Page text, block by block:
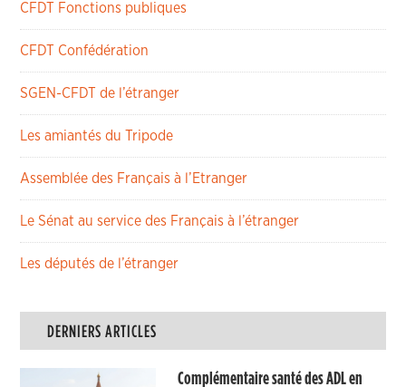
CFDT Fonctions publiques
CFDT Confédération
SGEN-CFDT de l’étranger
Les amiantés du Tripode
Assemblée des Français à l’Etranger
Le Sénat au service des Français à l’étranger
Les députés de l’étranger
DERNIERS ARTICLES
Complémentaire santé des ADL en